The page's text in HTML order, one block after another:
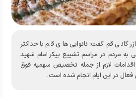
قم گفت: نانوایی‌های قم با حداکثر
به مردم در مراسم تشییع پیکر امام شهید
لازم از جمله تخصیص سهمیه فوق
فعال در این ایام انجام شده‌ است.